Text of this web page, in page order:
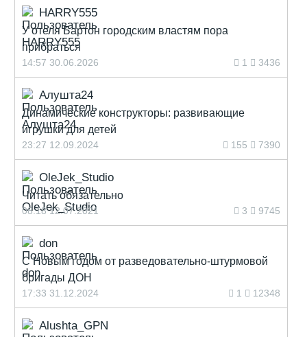
HARRY555
У отеля Бартон городским властям пора
прибраться
14:57 30.06.2026 1 3436
Алушта24
Динамические конструкторы: развивающие
игрушки для детей
23:27 12.09.2024 155 7390
OleJek_Studio
Читать обязательно
08:18 12.07.2021 3 9745
don
С Новым годом от разведовательно-штурмовой
бригады ДОН
17:33 31.12.2024 1 12348
Alushta_GPN